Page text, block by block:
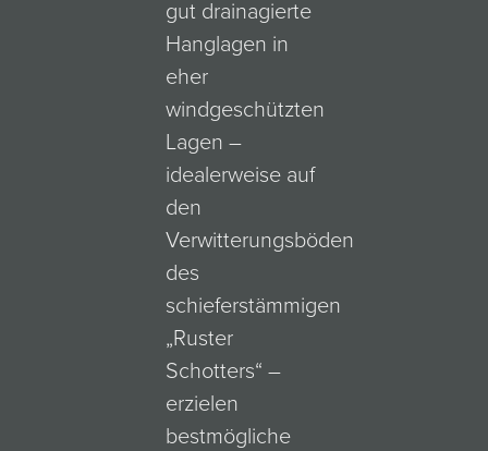
gut drainagierte
Hanglagen in
eher
windgeschützten
Lagen –
idealerweise auf
den
Verwitterungsböden
des
schieferstämmigen
„Ruster
Schotters“ –
erzielen
bestmögliche